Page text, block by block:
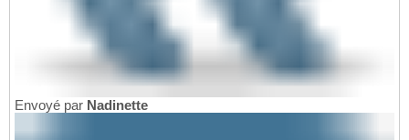
Envoyé par Nadinette